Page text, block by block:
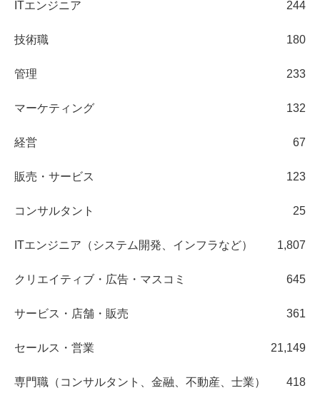
ITエンジニア 244
技術職 180
管理 233
マーケティング 132
経営 67
販売・サービス 123
コンサルタント 25
ITエンジニア（システム開発、インフラなど） 1,807
クリエイティブ・広告・マスコミ 645
サービス・店舗・販売 361
セールス・営業 21,149
専門職（コンサルタント、金融、不動産、士業） 418